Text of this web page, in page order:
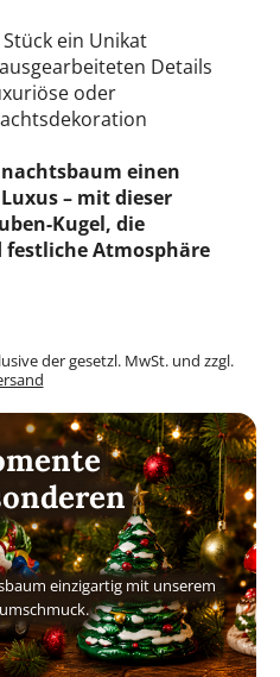
ein Unikat
Details
oder
einen
– mit dieser
Kugel, die
Atmosphäre
der gesetzl. MwSt. und zzgl.
einzigartig mit unserem